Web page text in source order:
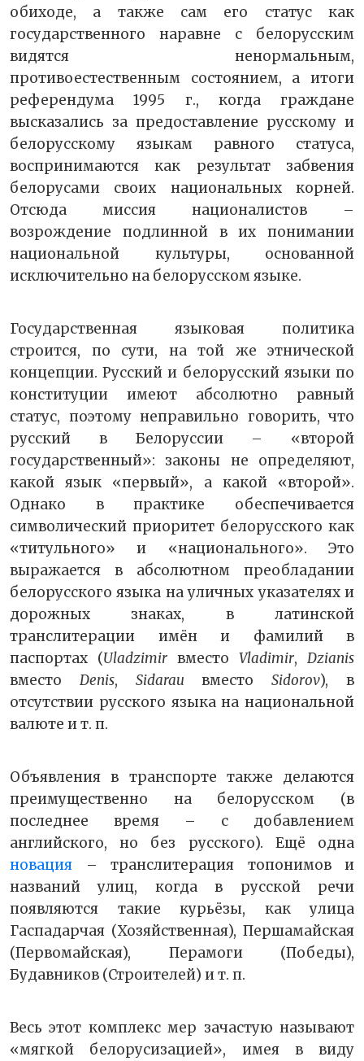
обиходе, а также сам его статус как
государственного наравне с белорусским
видятся ненормальным,
противоестественным состоянием, а итоги
референдума 1995 г., когда граждане
высказались за предоставление русскому и
белорусскому языкам равного статуса,
воспринимаются как результат забвения
белорусами своих национальных корней.
Отсюда миссия националистов –
возрождение подлинной в их понимании
национальной культуры, основанной
исключительно на белорусском языке.
Государственная языковая политика
строится, по сути, на той же этнической
концепции. Русский и белорусский языки по
конституции имеют абсолютно равный
статус, поэтому неправильно говорить, что
русский в Белоруссии – «второй
государственный»: законы не определяют,
какой язык «первый», а какой «второй».
Однако в практике обеспечивается
символический приоритет белорусского как
«титульного» и «национального». Это
выражается в абсолютном преобладании
белорусского языка на уличных указателях и
дорожных знаках, в латинской
транслитерации имён и фамилий в
паспортах (Uladzimir вместо Vladimir, Dzianis
вместо Denis, SidarauвместоSidorov), в
отсутствии русского языка на национальной
валюте и т. п.
Объявления в транспорте также делаются
преимущественно на белорусском (в
последнее время – с добавлением
английского, но без русского). Ещё одна
новация – транслитерация топонимов и
названий улиц, когда в русской речи
появляются такие курьёзы, как улица
Гаспадарчая (Хозяйственная), Першамайская
(Первомайская), Перамоги (Победы),
Будавников (Строителей) и т. п.
Весь этот комплекс мер зачастую называют
«мягкой белорусизацией», имея в виду